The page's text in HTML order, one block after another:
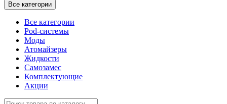
Все категории
Все категории
Pod-системы
Моды
Атомайзеры
Жидкости
Самозамес
Комплектующие
Акции